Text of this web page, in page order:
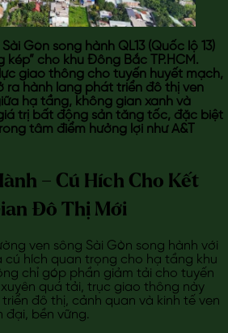
Gòn song hành QL13 (Quốc lộ 13)
kép” cho khu Đông Bắc TP.HCM.
giao thông cho tuyến huyết mạch,
ra hành lang phát triển đô thị ven
hạ tầng, không gian xanh và
trị bất động sản tăng tốc, đặc biệt
tâm điểm hưởng lợi như A&T
– Cú Hích Cho Kết
Đô Thị Mới
ven sông Sài Gòn song hành với
cú hích quan trọng cho hạ tầng khu
chỉ góp phần giảm tải cho tuyến
quá tải, trục giao thông này
đô thị, cảnh quan và kinh tế ven
đại, bền vững.